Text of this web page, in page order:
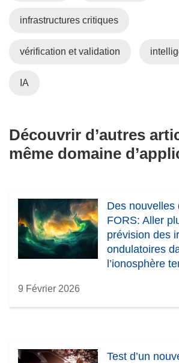
r
infrastructures critiques
vérification et validation
IA
Découvrir d’autres
même domaine
Des nouvelles
FORS: Aller
prévision des
ondulatoires
l’ionosphère
9 Février 2026
Test d’un